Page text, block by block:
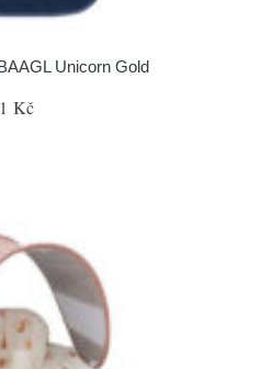
Unicorn Gold
Kč